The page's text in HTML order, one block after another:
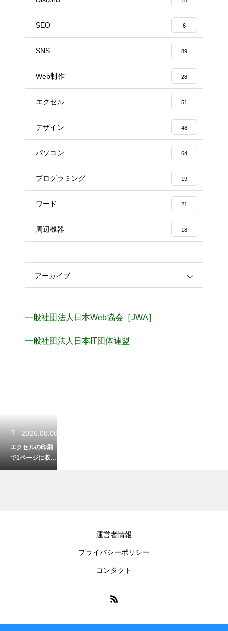
SEO 6
SNS 89
Web制作 28
エクセル 51
デザイン 48
パソコン 64
プログラミング 19
ワード 21
周辺機器 18
アーカイブ
一般社団法人日本Web協会［JWA］
一般社団法人日本IT団体連盟
2026.08.06
エクセルの印刷
で1ページに収め
るコツ！はみ出
運営者情報
プライバシーポリシー
コンタクト